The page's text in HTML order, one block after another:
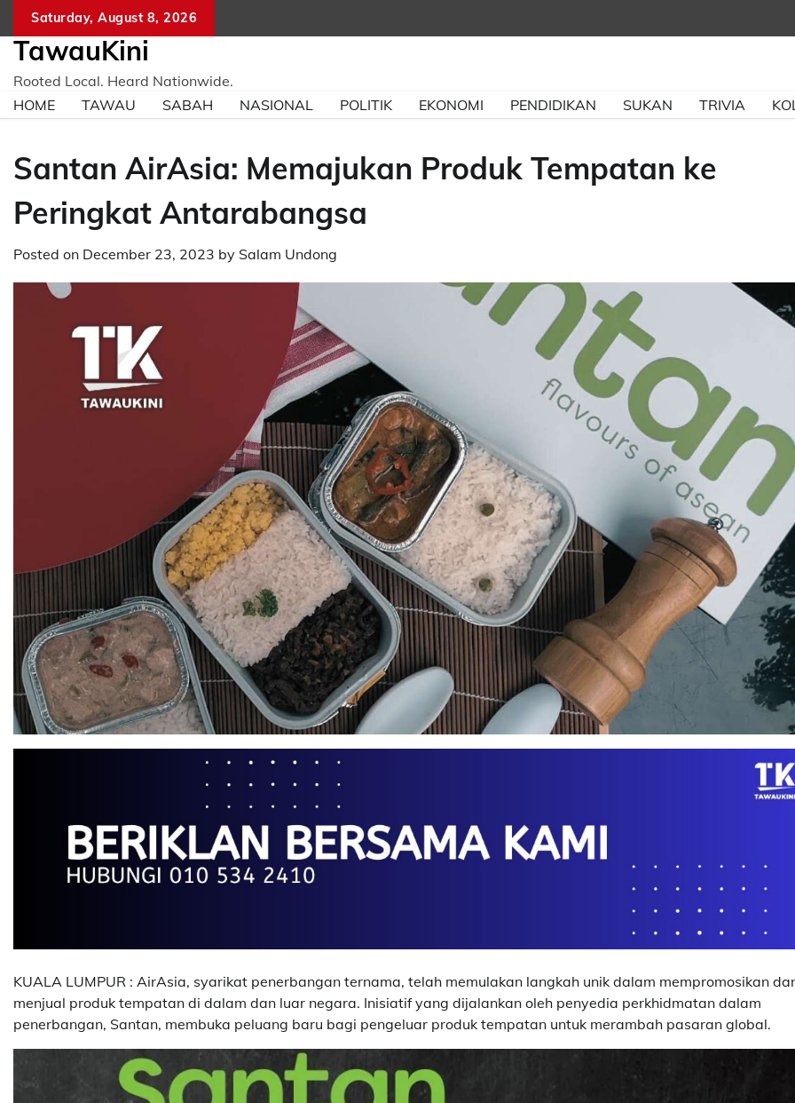
content
Saturday, August 8, 2026
TawauKini
Rooted Local. Heard Nationwide.
HOME
TAWAU SABAH NASIONAL POLITIK EKONOMI PENDIDIKAN SUKAN TRIVIA
Santan AirAsia: Memajukan Produk Tempatan ke
Peringkat Antarabangsa
Posted on December 23, 2023 by Salam Undong
KUALA LUMPUR : AirAsia, syarikat penerbangan ternama, telah memulakan langkah unik dalam mempromosikan
menjual produk tempatan di dalam dan luar negara. Inisiatif yang dijalankan oleh penyedia perkhidmatan dalam
penerbangan, Santan, membuka peluang baru bagi pengeluar produk tempatan untuk merambah pasaran global.